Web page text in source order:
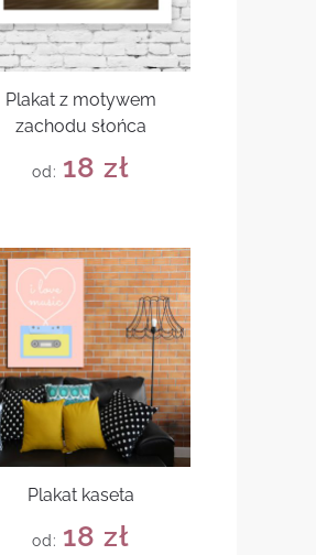
Plakat z motywem
zachodu słońca
od: 18zł
Plakat kaseta
od: 18zł